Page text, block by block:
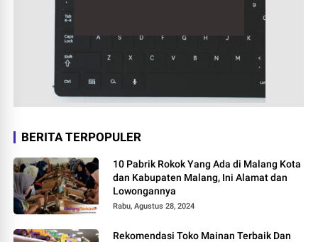
BERITA TERPOPULER
10 Pabrik Rokok Yang Ada di Malang Kota
dan Kabupaten Malang, Ini Alamat dan
Lowongannya
Rabu, Agustus 28, 2024
Rekomendasi Toko Mainan Terbaik Dan